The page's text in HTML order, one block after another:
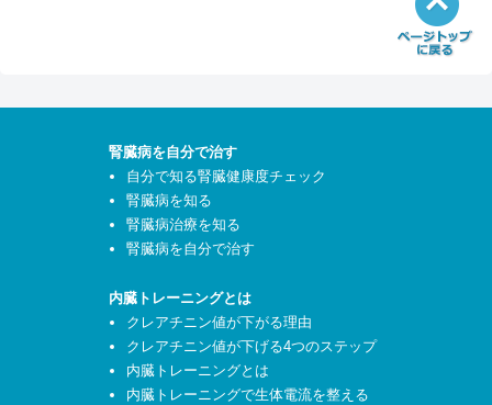
腎臓病を自分で治す
自分で知る腎臓健康度チェック
腎臓病を知る
腎臓病治療を知る
腎臓病を自分で治す
内臓トレーニングとは
クレアチニン値が下がる理由
クレアチニン値が下げる4つのステップ
内臓トレーニングとは
内臓トレーニングで生体電流を整える